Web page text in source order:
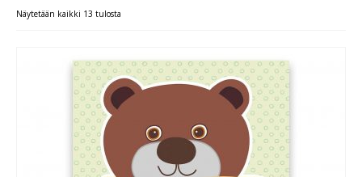
Näytetään kaikki 13 tulosta